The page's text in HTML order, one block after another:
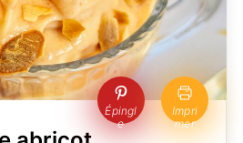
Épingl
e
Impri
mer